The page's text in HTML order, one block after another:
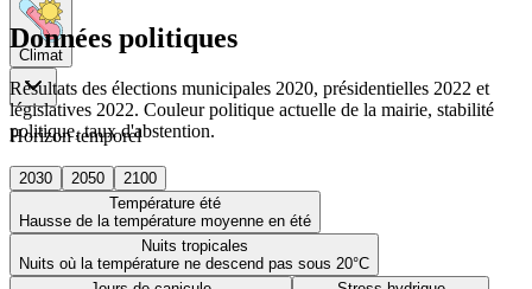
Climat
Horizon temporel
2030 2050
2100
Température été
Hausse de la température moyenne en été
Nuits tropicales
Nuits où la température ne descend pas sous 20°C
Données politiques
Résultats des élections municipales 2020, présidentielles 2022 et
législatives 2022. Couleur politique actuelle de la mairie, stabilité
politique, taux d'abstention.